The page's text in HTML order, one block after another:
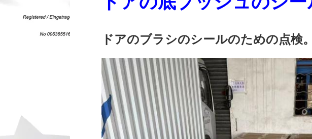
ドアのブラシのシールのための点検